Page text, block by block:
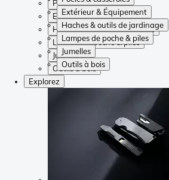
Extérieur & Équipement
Haches & outils de jardinage
Lampes de poche & piles
Jumelles
Outils à bois
Poêles & casseroles
Extérieur & Équipement
Haches & outils de jardinage
Lampes de poche & piles
Jumelles
Outils à bois
Explorez